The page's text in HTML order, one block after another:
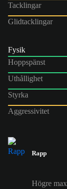
Tacklingar
Glidtacklingar
Fysik
Hoppspänst
Uthållighet
Styrka
Aggressivitet
Rapp
Högre